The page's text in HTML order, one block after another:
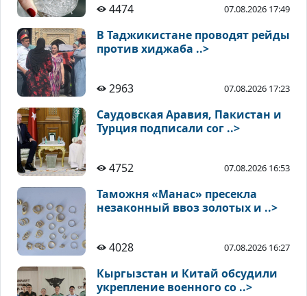
4474 07.08.2026 17:49
В Таджикистане проводят рейды
против хиджаба ..>
2963 07.08.2026 17:23
Саудовская Аравия, Пакистан и
Турция подписали сог ..>
4752 07.08.2026 16:53
Таможня «Манас» пресекла
незаконный ввоз золотых и ..>
4028 07.08.2026 16:27
Кыргызстан и Китай обсудили
укрепление военного со ..>